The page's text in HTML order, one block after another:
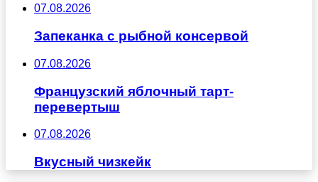
07.08.2026
Запеканка с рыбной консервой
07.08.2026
Французский яблочный тарт-
перевертыш
07.08.2026
Вкусный чизкейк